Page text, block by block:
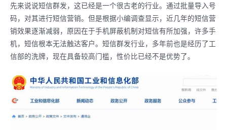
先来说说短信群发，这已经是一个很古老的行业。通过批量导入号
码，对其进行短信营销。但是根据小编调查显示，近几年的短信营
销效果逐渐减弱，原因在于手机屏蔽机制对短信有所加强，许多手
机，短信根本无法触达客户。短信群发行业，多年前也是经历了工
信部的洗牌，现在具备较高门槛，性价比已经不是优势了。